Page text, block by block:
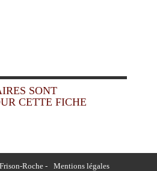
SONT
CETTE FICHE
Roche - Mentions légales